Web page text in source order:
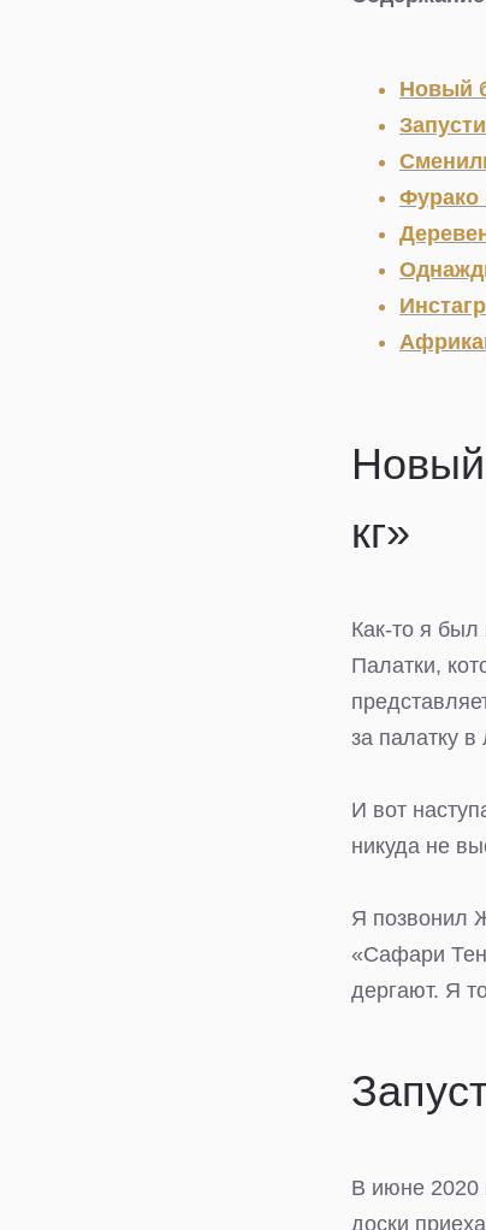
Новый
Фурако
кг»
Как-то я был
Палатки,
за палатку в
И вот
никуда не
Я позвонил
«Сафари
дергают. Я
В июне 2020
доски